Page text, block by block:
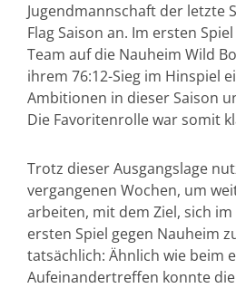
Jugendmannschaft der letzte
Flag Saison an. Im ersten
Team auf die Nauheim Wild
ihrem 76:12-Sieg im Hinspiel
Ambitionen in dieser Saison
Die Favoritenrolle war somit
Trotz dieser Ausgangslage
vergangenen Wochen, um
arbeiten, mit dem Ziel, sich
ersten Spiel gegen Nauheim
tatsächlich: Ähnlich wie beim
Aufeinandertreffen konnte